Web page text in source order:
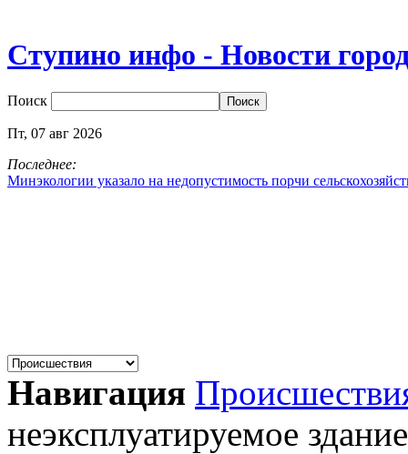
Ступино инфо - Новости
Поиск
Пт, 07 авг 2026
Последнее:
Минэкологии указало на недопустимость порчи
Навигация
неэксплуатируемое здание